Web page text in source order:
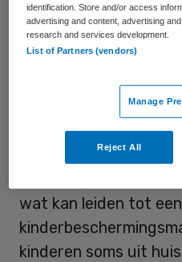
Beste bedoelingen
Bij drang worden
beste bedoelingen,
aanwijzingen van
volgen. Als ouders
wat kan leiden tot een
kinderen soms uit
identification. Store and/or access
advertising and content, advertising
research and services development.
List of Partners (vendors)
Manage
Reject All